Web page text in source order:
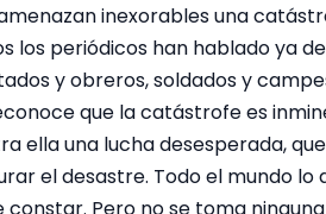
inexorables una
los periódicos han hablado ya
y obreros, soldados y
que la catástrofe es
ella una lucha desesperada,
el desastre. Todo el mundo lo
constar. Pero no se toma